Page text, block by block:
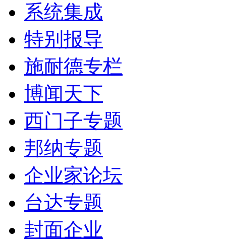
系统集成
特别报导
施耐德专栏
博闻天下
西门子专题
邦纳专题
企业家论坛
台达专题
封面企业